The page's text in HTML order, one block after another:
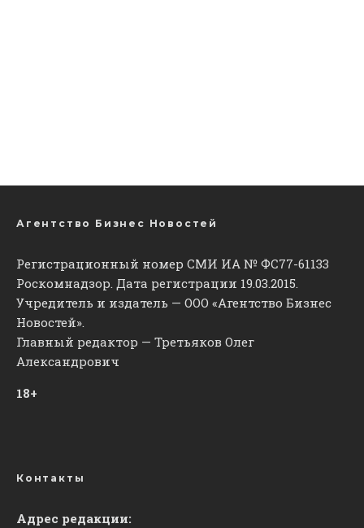
Агентство Бизнес Новостей
Регистрационный номер СМИ ИА № ФС77-61133
Роскомнадзор. Дата регистрации 19.03.2015.
Учредитель и издатель — ООО «Агентство Бизнес
Новостей».
Главный редактор — Третьяков Олег
Александрович
18+
Контакты
Адрес редакции: